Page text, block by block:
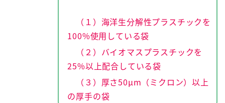
（１）海洋生分解性プラスチックを
100%使用している袋
（２）バイオマスプラスチックを
25%以上配合している袋
（３）厚さ50μm（ミクロン）以上
の厚手の袋